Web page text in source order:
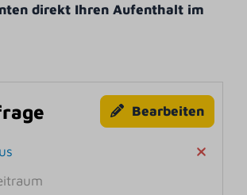
direkt Ihren Aufenthalt im
Bearbeiten